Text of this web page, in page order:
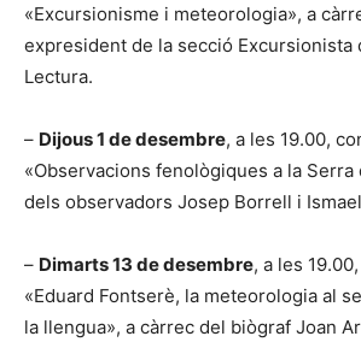
«Excursionisme i meteorologia», a
expresident de la secció Excursionista
Lectura.
– Dijous 1 de desembre, a les 19.00,
«Observacions fenològiques a la Serra
dels observadors Josep Borrell i
– Dimarts 13 de desembre, a les
«Eduard Fontserè, la meteorologia al
la llengua», a càrrec del biògraf Joan